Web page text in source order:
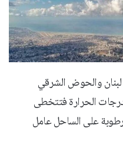
والحوض الشرقي
الحرارة فتتخطى
على الساحل عامل